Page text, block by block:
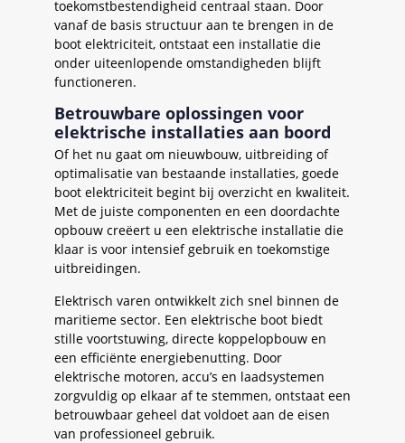
toekomstbestendigheid centraal staan. Door
vanaf de basis structuur aan te brengen in de
boot elektriciteit, ontstaat een installatie die
onder uiteenlopende omstandigheden blijft
functioneren.
Betrouwbare oplossingen voor
elektrische installaties aan boord
Of het nu gaat om nieuwbouw, uitbreiding of
optimalisatie van bestaande installaties, goede
boot elektriciteit begint bij overzicht en kwaliteit.
Met de juiste componenten en een doordachte
opbouw creëert u een elektrische installatie die
klaar is voor intensief gebruik en toekomstige
uitbreidingen.
Elektrisch varen ontwikkelt zich snel binnen de
maritieme sector. Een elektrische boot biedt
stille voortstuwing, directe koppelopbouw en
een efficiënte energiebenutting. Door
elektrische motoren, accu’s en laadsystemen
zorgvuldig op elkaar af te stemmen, ontstaat een
betrouwbaar geheel dat voldoet aan de eisen
van professioneel gebruik.